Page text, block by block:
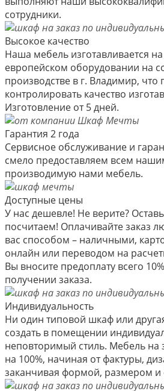
сотрудники.
Высокое качество
Наша мебель изготавливается
европейском оборудовании на
производстве в г. Владимир, что
контролировать качество
Изготовление от 5 дней.
Гарантия 2 года
Сервисное обслуживание и
смело предоставляем всем
производимую нами мебель.
Доступные цены
У нас дешевле! Не верите?
посчитаем! Оплачивайте заказ
вас способом – наличными,
онлайн или переводом на
Вы вносите предоплату всего
получении заказа.
Индивидуальность
Ни один типовой шкаф или
создать в помещении
неповторимый стиль. Мебель на
на 100%, начиная от фактуры,
заканчивая формой, размером и